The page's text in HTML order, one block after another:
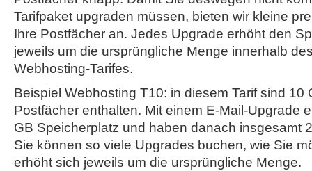
Tarifpaket upgraden müssen, bieten wir kleine
Ihre Postfächer an. Jedes Upgrade erhöht den
jeweils um die ursprüngliche Menge innerhalb
Webhosting-Tarifes.
Beispiel Webhosting T10: in diesem Tarif sind 10
Postfächer enthalten. Mit einem E-Mail-Upgrade
GB Speicherplatz und haben danach insgesamt
Sie können so viele Upgrades buchen, wie Sie
erhöht sich jeweils um die ursprüngliche Menge.